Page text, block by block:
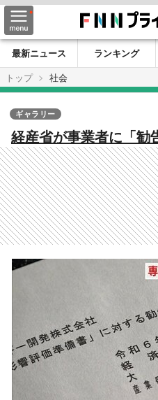
最新ニュース ランキング
トップ
社会
経産省が事業者に「
ワシの生息正しく調査
設と計画見直し求める
ギャラリー